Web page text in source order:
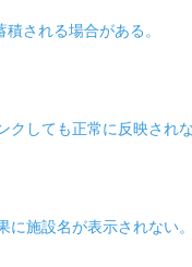
される場合がある。
しても正常に反映されな
施設名が表示されない。